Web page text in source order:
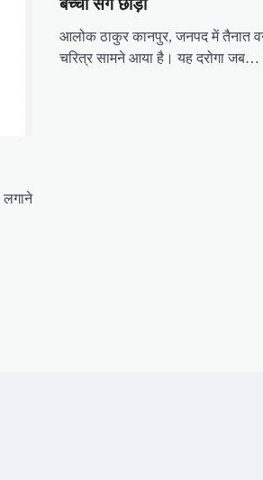
लगाने
आलोक ठाकुर कानपुर, जनपद में तैनात वन
चरित्र सामने आया है। यह दरोगा जब…